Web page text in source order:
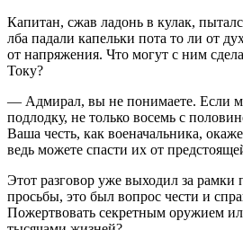
Капитан, сжав ладонь в кулак,
лба падали капельки пота то ли от
от напряжения. Что могут с ним
Току?
— Адмирал, вы не понимаете. Если
подлодку, не только восемь с
Ваша честь, как военачальника,
ведь можете спасти их от
Этот разговор уже выходил за рамки
просьбы, это был вопрос чести и
Пожертвовать секретным оружием